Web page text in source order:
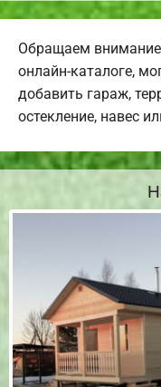
Обращаем
онлайн-каталоге,
добавить гараж,
остекление, навес